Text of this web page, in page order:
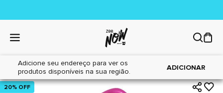
Adicione seu endereço para ver os
produtos disponíveis na sua região.
ADICIONAR
Home|Gatos|Areia Sanitária
20% OFF